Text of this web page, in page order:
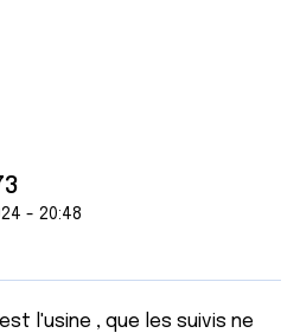
- 20:48
l'usine , que les suivis ne